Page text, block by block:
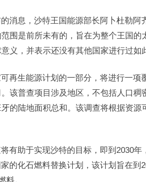
消息，沙特王国能源部长阿卜杜勒阿
围是前所未有的，旨在为整个王国的
义，并表示还没有其他国家进行过如
再生能源计划的一部分，将进行一项
该普查项目涉及地区，不包括人口
的陆地面积总和。该调查将根据资
有助于实现沙特的目标，即到2030
的化石燃料替换计划，该计划旨在到
料。